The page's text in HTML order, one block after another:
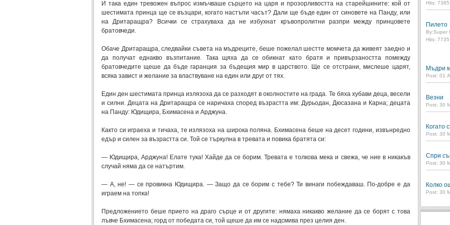
И така един тревожен въпрос измъчваше сърцето на царя и прозорливостта на старейшините: кой от
шестимата принца ще се възцари, когато настъпи часът? Дали ще бъде един от синовете на Панду, или
на Дритаращра? Всички се страхуваха да не избухнат кръвопролитни разпри между принцовете
братовчеди.
Обаче Дритаращра, следвайки съвета на мъдреците, беше пожелал шестте момчета да живеят заедно и
да получат еднакво възпитание. Така щяха да се обикнат като братя и привързаността помежду
братовчедите щеше да бъде гаранция за бъдещия мир в царството. Ще се отстрани, мислеше царят,
всяка завист и желание за властвуване на един или друг от тях.
Един ден шестимата принца излязоха да се разходят в околностите на града. Те бяха хубави деца, весели
и силни. Децата на Дритаращра се наричаха според възрастта им: Дурьодан, Дюсазана и Карна; децата
на Панду: Юдищира, Бхимасена и Арджуна.
Както си играеха и тичаха, те излязоха на широка поляна. Бхимасена беше на десет години, извънредно
едър и силен за възрастта си. Той се търкулна в тревата и повика братята си:
— Юдищира, Арджуна! Елате тука! Хайде да се борим. Тревата е толкова мека и свежа, че ние в никакъв
случай няма да се натъртим.
— А, не! — се провикна Юдищира. — Защо да се борим с тебе? Ти винаги побеждаваш. По-добре е да
играем на топка!
Предложението беше прието на драго сърце и от другите: нямаха никакво желание да се борят с това
лъвче Бхимасена; горд от победата си, той щеше да им се надсмива през целия ден.
Hits:
Пилето
By:Super
Hits:
Мъдри
Post: 01
Везни
Post: 30
Когато
Post: 30
Спри
Post: 30
Колко
Post: 30